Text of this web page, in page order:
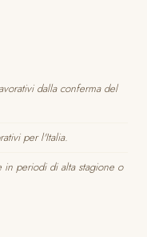
dalla conferma del
per l'Italia.
in periodi di alta stagione o